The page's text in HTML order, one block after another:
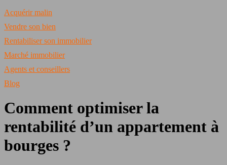
Acquérir malin
Vendre son bien
Rentabiliser son immobilier
Marché immobilier
Agents et conseillers
Blog
Comment optimiser la
rentabilité d’un appartement à
bourges ?